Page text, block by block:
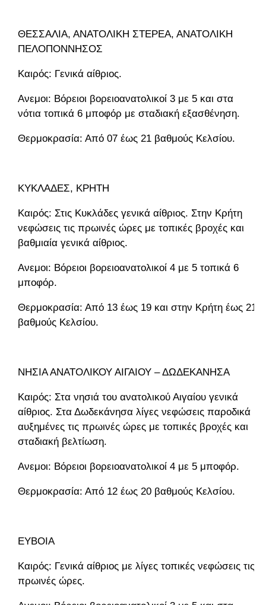
ΘΕΣΣΑΛΙΑ, ΑΝΑΤΟΛΙΚΗ ΣΤΕΡΕΑ, ΑΝΑΤΟΛΙΚΗ
ΠΕΛΟΠΟΝΝΗΣΟΣ
Καιρός: Γενικά αίθριος.
Ανεμοι: Βόρειοι βορειοανατολικοί 3 με 5 και στα
νότια τοπικά 6 μποφόρ με σταδιακή εξασθένηση.
Θερμοκρασία: Από 07 έως 21 βαθμούς Κελσίου.
ΚΥΚΛΑΔΕΣ, ΚΡΗΤΗ
Καιρός: Στις Κυκλάδες γενικά αίθριος. Στην Κρήτη
νεφώσεις τις πρωινές ώρες με τοπικές βροχές και
βαθμιαία γενικά αίθριος.
Ανεμοι: Βόρειοι βορειοανατολικοί 4 με 5 τοπικά 6
μποφόρ.
Θερμοκρασία: Από 13 έως 19 και στην Κρήτη έως 21
βαθμούς Κελσίου.
ΝΗΣΙΑ ΑΝΑΤΟΛΙΚΟΥ ΑΙΓΑΙΟΥ – ΔΩΔΕΚΑΝΗΣΑ
Καιρός: Στα νησιά του ανατολικού Αιγαίου γενικά
αίθριος. Στα Δωδεκάνησα λίγες νεφώσεις παροδικά
αυξημένες τις πρωινές ώρες με τοπικές βροχές και
σταδιακή βελτίωση.
Ανεμοι: Βόρειοι βορειοανατολικοί 4 με 5 μποφόρ.
Θερμοκρασία: Από 12 έως 20 βαθμούς Κελσίου.
ΕΥΒΟΙΑ
Καιρός: Γενικά αίθριος με λίγες τοπικές νεφώσεις τις
πρωινές ώρες.